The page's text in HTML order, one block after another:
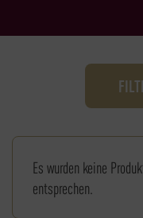
Es wurden keine
entsprechen.